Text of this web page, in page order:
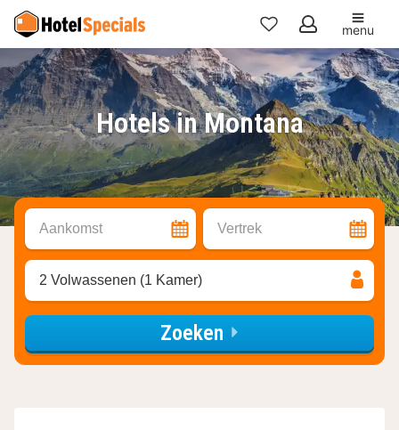
Mijn
favorieten
menu
Hotels in Montana
Aankomst Vertrek
2 Volwassenen (1 Kamer)
Zoeken